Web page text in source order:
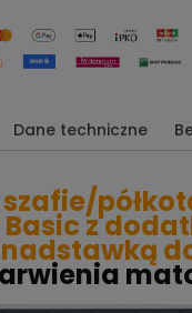
Dane techniczne
szafie/
z